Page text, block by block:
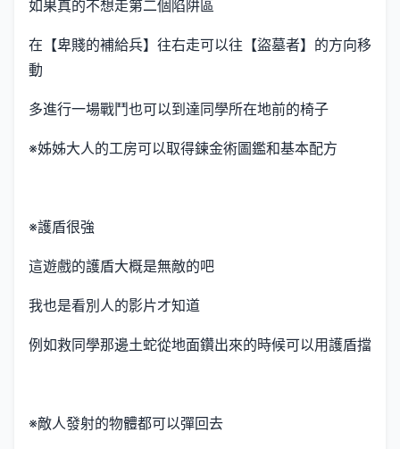
如果真的不想走第二個陷阱區
在【卑賤的補給兵】往右走可以往【盜墓者】的方向移
動
多進行一場戰鬥也可以到達同學所在地前的椅子
※姊姊大人的工房可以取得鍊金術圖鑑和基本配方
※護盾很強
這遊戲的護盾大概是無敵的吧
我也是看別人的影片才知道
例如救同學那邊土蛇從地面鑽出來的時候可以用護盾擋
※敵人發射的物體都可以彈回去